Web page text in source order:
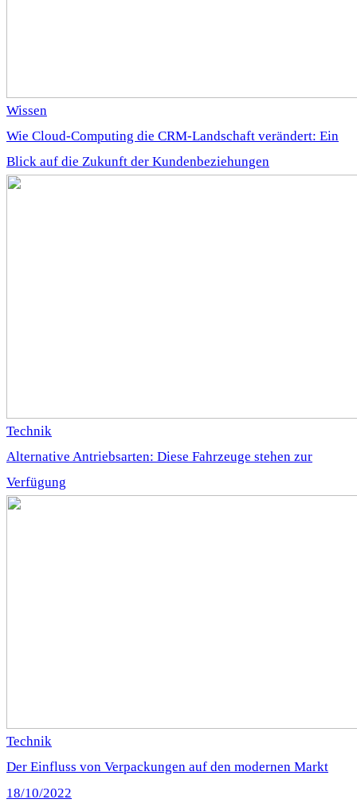
Wissen
Wie Cloud-Computing die CRM-Landschaft verändert: Ein
Blick auf die Zukunft der Kundenbeziehungen
Technik
Alternative Antriebsarten: Diese Fahrzeuge stehen zur
Verfügung
Technik
Der Einfluss von Verpackungen auf den modernen Markt
18/10/2022